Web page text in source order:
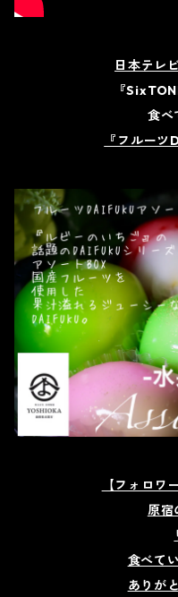
日本テレ
『
食べ
『フルーツ
【フォロワ
原宿
食べて
ありが